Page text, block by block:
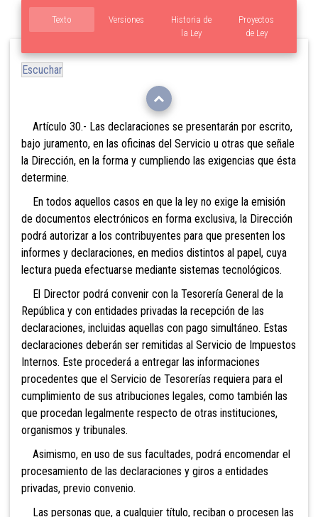
Texto Versiones
Proyectos
de Ley
Historia de
la Ley
Escuchar
Artículo 30.- Las declaraciones se presentarán por escrito,
bajo juramento, en las oficinas del Servicio u otras que señale
la Dirección, en la forma y cumpliendo las exigencias que ésta
determine.
En todos aquel los casos en que la ley no exige la emisión
de documentos electrónicos en forma exclusiva, la Dirección
podrá autorizar a los contribuyentes para que presenten los
informes y declaraciones, en medios distintos al papel, cuya
lectura pueda efectuarse mediante sistemas tecnológicos.
El Director podrá convenir con la Tesorería General de la
República y con entidades privadas la recepción de las
declaraciones, incluidas aquellas con pago simultáneo. Estas
declaraciones deberán ser remitidas al Servicio de Impuestos
Internos. Este procederá a entregar las informaciones
procedentes que el Servicio de Tesorerías requiera para el
cumplimiento de sus atribuciones legales, como también las
que procedan legalmente respecto de otras instituciones,
organismos y tribunales.
Asimismo, en uso de sus facultades, podrá encomendar el
procesamiento de las declaraciones y giros a entidades
privadas, previo convenio.
Las personas que, a cualquier título, reciban o procesen las